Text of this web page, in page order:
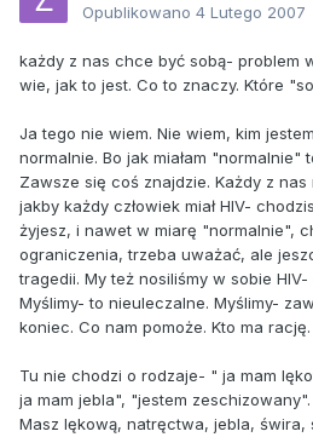
Opublikowano 4 Lutego 2007
każdy z nas chce być sobą- problem
wie, jak to jest. Co to znaczy. Które
Ja tego nie wiem. Nie wiem, kim
normalnie. Bo jak miałam "normalnie"
Zawsze się coś znajdzie. Każdy z
jakby każdy człowiek miał HIV-
żyjesz, i nawet w miarę "normalnie",
ograniczenia, trzeba uważać, ale
tragedii. My też nosiliśmy w sobie HIV-
Myślimy- to nieuleczalne. Myślimy-
koniec. Co nam pomoże. Kto ma
Tu nie chodzi o rodzaje- " ja mam
ja mam jebla", "jestem
Masz lękową, natręctwa, jebla, świra,